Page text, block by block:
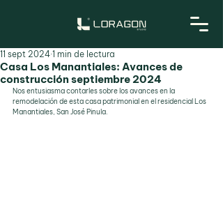
Casa Los Manantiales: Avances de
construcción septiembre 2024
11 sept 2024 1 min de lectura
Nos entusiasma contarles sobre los avances en la
remodelación de esta casa patrimonial en el residencial Los
Manantiales, San José Pinula.